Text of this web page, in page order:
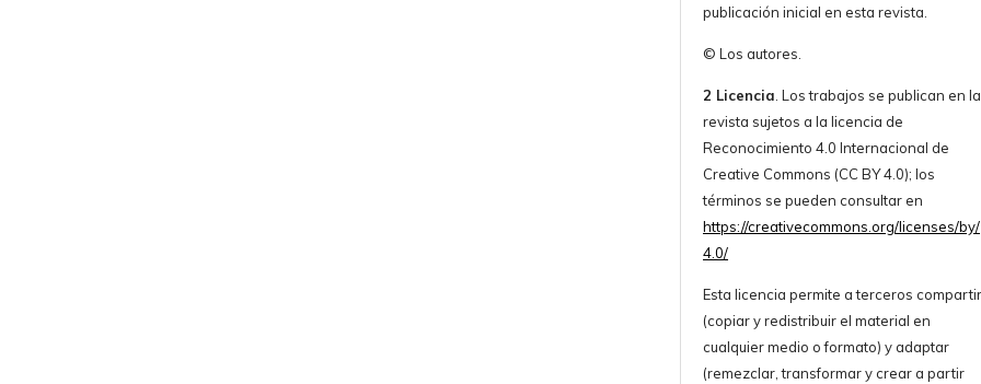
publicación inicial en esta revista.
© Los autores.
2 Licencia. Los trabajos se publican en la
revista sujetos a la licencia de
Reconocimiento 4.0 Internacional de
Creative Commons (CC BY 4.0); los
términos se pueden consultar en
https://creativecommons.org/licenses/by/
4.0/
Esta licencia permite a terceros compartir
(copiar y redistribuir el material en
cualquier medio o formato) y adaptar
(remezclar, transformar y crear a partir